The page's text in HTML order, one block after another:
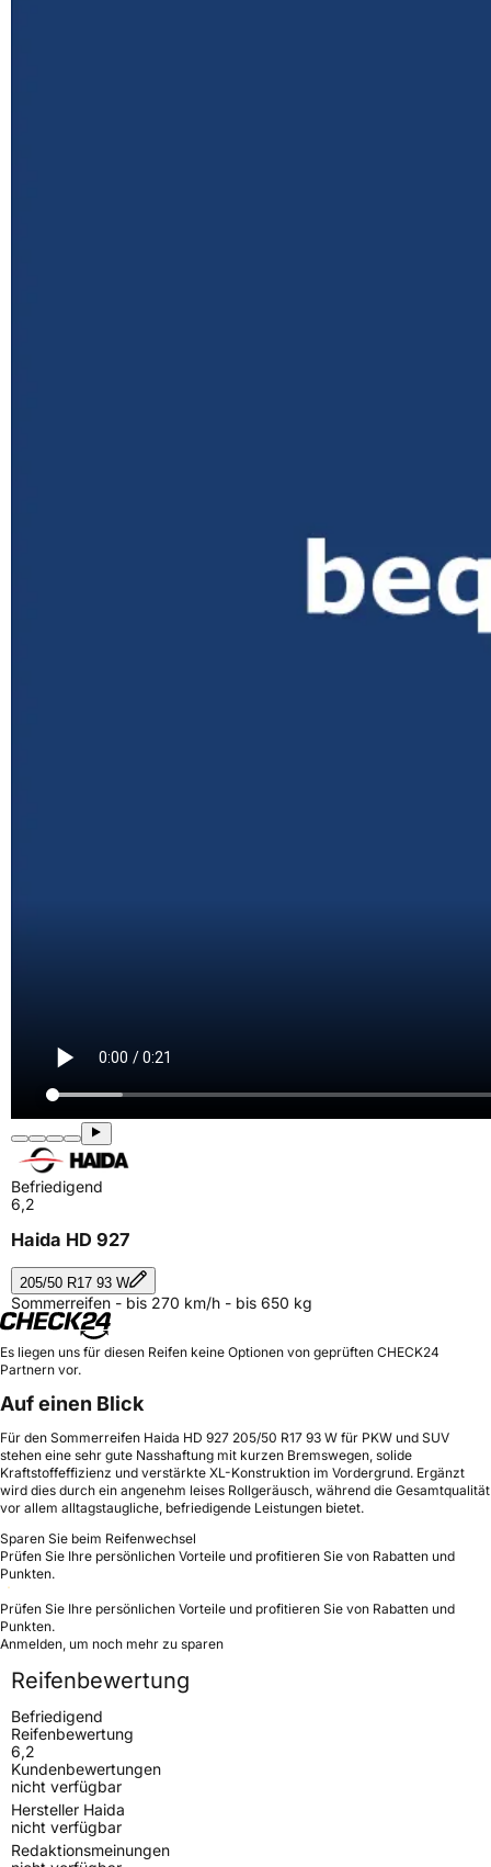
Befriedigend
6,2
Haida HD 927
205/50 R17 93 W
Sommerreifen - bis 270 km/h - bis 650 kg
Es liegen uns für diesen Reifen keine Optionen von geprüften CHECK24
Partnern vor.
Auf einen Blick
Für den Sommerreifen Haida HD 927 205/50 R17 93 W für PKW und SUV
stehen eine sehr gute Nasshaftung mit kurzen Bremswegen, solide
Kraftstoffeffizienz und verstärkte XL-Konstruktion im Vordergrund. Ergänzt
wird dies durch ein angenehm leises Rollgeräusch, während die Gesamtqualität
vor allem alltagstaugliche, befriedigende Leistungen bietet.
Sparen Sie beim Reifenwechsel
Prüfen Sie Ihre persönlichen Vorteile und profitieren Sie von Rabatten und
Punkten.
Prüfen Sie Ihre persönlichen Vorteile und profitieren Sie von Rabatten und
Punkten.
Anmelden, um noch mehr zu sparen
Reifenbewertung
Befriedigend
Reifenbewertung
6,2
Kundenbewertungen
nicht verfügbar
Hersteller Haida
nicht verfügbar
Redaktionsmeinungen